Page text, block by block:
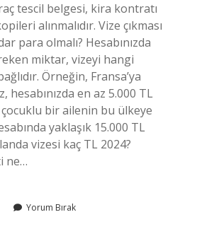
tescil belgesi, kira kontratı
alınmalıdır. Vize çıkması
para olmalı? Hesabınızda
miktar, vizeyi hangi
Örneğin, Fransa’ya
hesabınızda en az 5.000 TL
bir ailenin bu ülkeye
yaklaşık 15.000 TL
vizesi kaç TL 2024?
ne…
Yorum Bırak